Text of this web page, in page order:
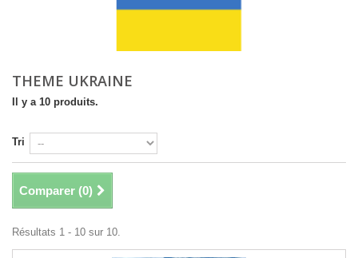
THEME UKRAINE
Il y a 10 produits.
Tri
Comparer (0)
Résultats 1 - 10 sur 10.